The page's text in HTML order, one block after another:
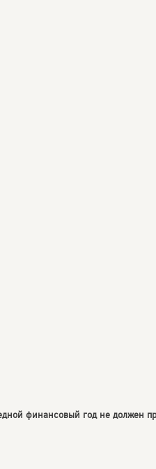
финансовый год не должен